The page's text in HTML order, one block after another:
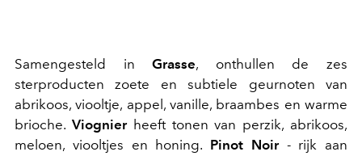
Samengesteld inGrasse, onthullen de zes
sterproducten zoete en subtiele geurnoten van
abrikoos, viooltje, appel, vanille, braambes en warme
brioche. Viognierheeft tonen van perzik, abrikoos,
meloen, viooltjes en honing. Pinot Noir- rijk aan